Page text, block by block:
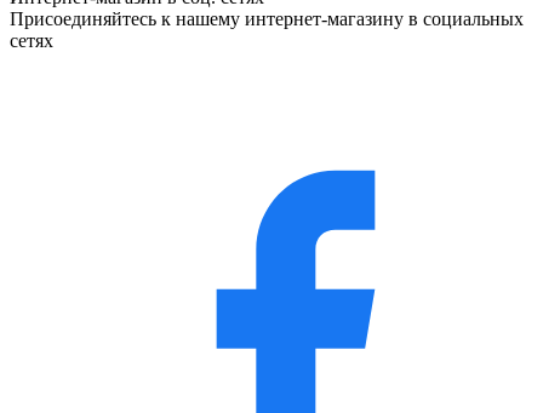
Присоединяйтесь к нашему интернет-магазину в социальных
сетях